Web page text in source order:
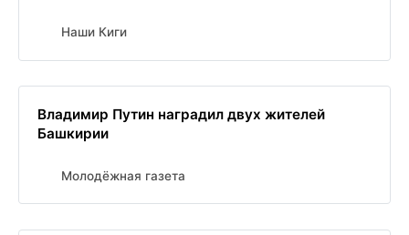
Наши Киги
Владимир Путин наградил двух жителей
Башкирии
Молодёжная газета